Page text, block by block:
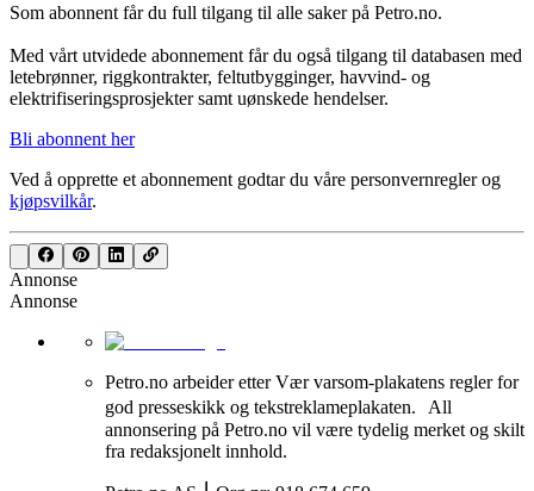
Som abonnent får du full tilgang til alle saker på Petro.no.
Med vårt utvidede abonnement får du også tilgang til databasen med
letebrønner, riggkontrakter, feltutbygginger, havvind- og
elektrifiseringsprosjekter samt uønskede hendelser.
Bli abonnent her
Ved å opprette et abonnement godtar du våre personvernreglerog
kjøpsvilkår.
Annonse
Annonse
Petro.no arbeider etter Vær varsom-plakatens regler for
god presseskikk og tekstreklameplakaten. All
annonsering på Petro.no vil være tydelig merket og skilt
fra redaksjonelt innhold.